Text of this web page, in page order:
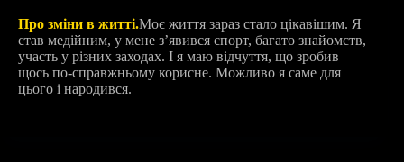
Про зміни в житті.Моє життя зараз стало цікавішим. Я
став медійним, у мене зʼявився спорт, багато знайомств,
участь у різних заходах. І я маю відчуття, що зробив
щось по-справжньому корисне. Можливо я саме для
цього і народився.